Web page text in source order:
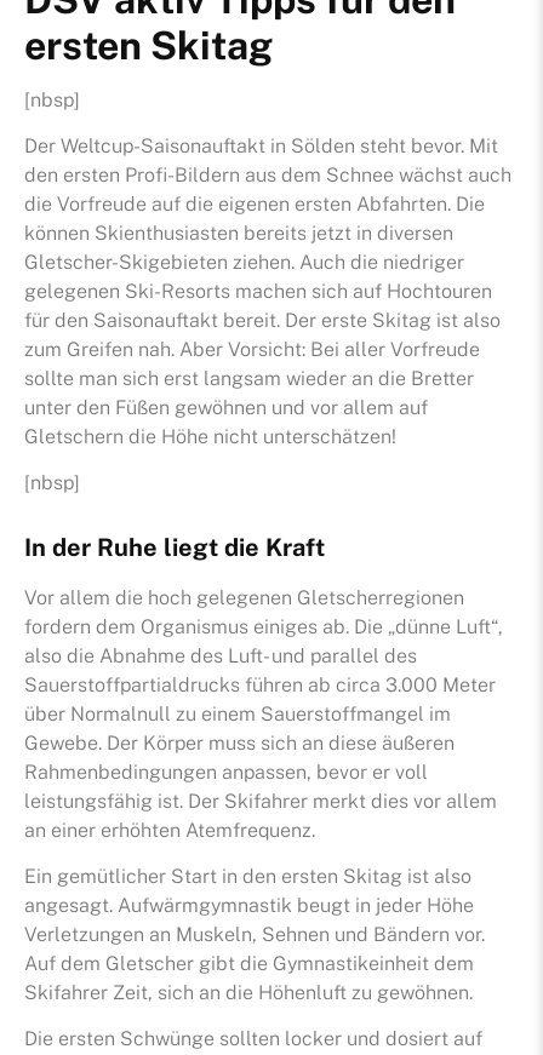
ersten Skitag
[nbsp]
Der Weltcup-Saisonauftakt in Sölden steht bevor. Mit
den ersten Profi-Bildern aus dem Schnee wächst auch
die Vorfreude auf die eigenen ersten Abfahrten. Die
können Skienthusiasten bereits jetzt in diversen
Gletscher-Skigebieten ziehen. Auch die niedriger
gelegenen Ski-Resorts machen sich auf Hochtouren
für den Saisonauftakt bereit. Der erste Skitag ist also
zum Greifen nah. Aber Vorsicht: Bei aller Vorfreude
sollte man sich erst langsam wieder an die Bretter
unter den Füßen gewöhnen und vor allem auf
Gletschern die Höhe nicht unterschätzen!
[nbsp]
In der Ruhe liegt die Kraft
Vor allem die hoch gelegenen Gletscherregionen
fordern dem Organismus einiges ab. Die „dünne Luft“,
also die Abnahme des Luft- und parallel des
Sauerstoffpartialdrucks führen ab circa 3.000 Meter
über Normalnull zu einem Sauerstoffmangel im
Gewebe. Der Körper muss sich an diese äußeren
Rahmenbedingungen anpassen, bevor er voll
leistungsfähig ist. Der Skifahrer merkt dies vor allem
an einer erhöhten Atemfrequenz.
Ein gemütlicher Start in den ersten Skitag ist also
angesagt. Aufwärmgymnastik beugt in jeder Höhe
Verletzungen an Muskeln, Sehnen und Bändern vor.
Auf dem Gletscher gibt die Gymnastikeinheit dem
Skifahrer Zeit, sich an die Höhenluft zu gewöhnen.
Die ersten Schwünge sollten locker und dosiert auf